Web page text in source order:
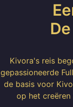
Kivora's reis
gepassioneerde
de basis voor
op het